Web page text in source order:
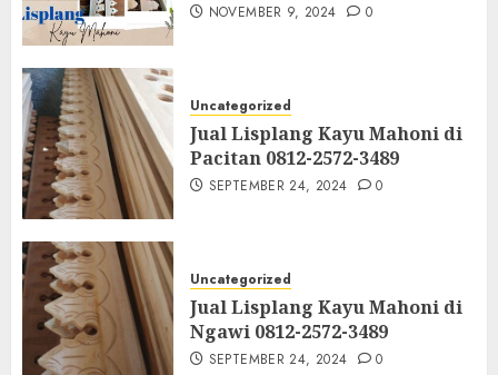
NOVEMBER 9, 2024 0
Uncategorized
Jual Lisplang Kayu Mahoni di
Pacitan 0812-2572-3489
SEPTEMBER 24, 2024 0
Uncategorized
Jual Lisplang Kayu Mahoni di
Ngawi 0812-2572-3489
SEPTEMBER 24, 2024 0